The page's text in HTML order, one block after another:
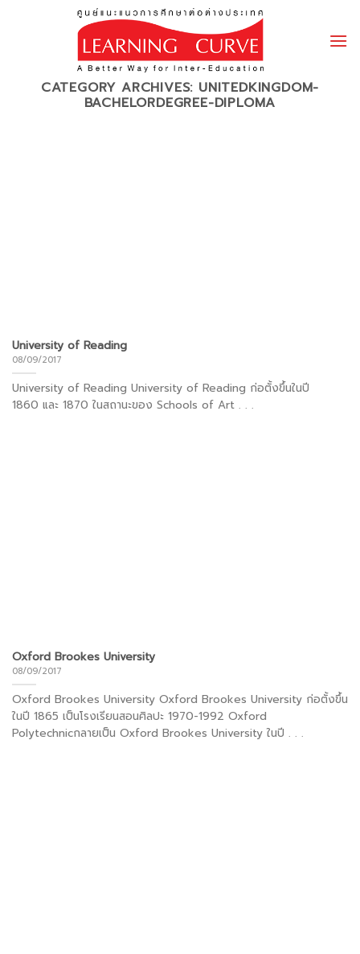
CATEGORY ARCHIVES: UNITEDKINGDOM-
BACHELORDEGREE-DIPLOMA
University of Reading
08/09/2017
University of Reading University of Reading ก่อตั้งขึ้นในปี
1860 และ 1870 ในสถานะของ Schools of Art . . .
Oxford Brookes University
08/09/2017
Oxford Brookes University Oxford Brookes University ก่อตั้งขึ้น
ในปี 1865 เป็นโรงเรียนสอนศิลปะ 1970-1992 Oxford
Polytechnicกลายเป็น Oxford Brookes University ในปี . . .